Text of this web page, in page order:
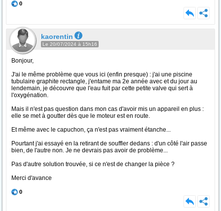
0
kaorentin
Le 20/07/2024 à 15h16
Bonjour,
J'ai le même problème que vous ici (enfin presque) : j'ai une piscine
tubulaire graphite rectangle, j'entame ma 2e année avec et du jour au
lendemain, je découvre que l'eau fuit par cette petite valve qui sert à
l'oxygénation.
Mais il n'est pas question dans mon cas d'avoir mis un appareil en plus :
elle se met à goutter dès que le moteur est en route.
Et même avec le capuchon, ça n'est pas vraiment étanche...
Pourtant j'ai essayé en la retirant de souffler dedans : d'un côté l'air passe
bien, de l'autre non. Je ne devrais pas avoir de problème...
Pas d'autre solution trouvée, si ce n'est de changer la pièce ?
Merci d'avance
0